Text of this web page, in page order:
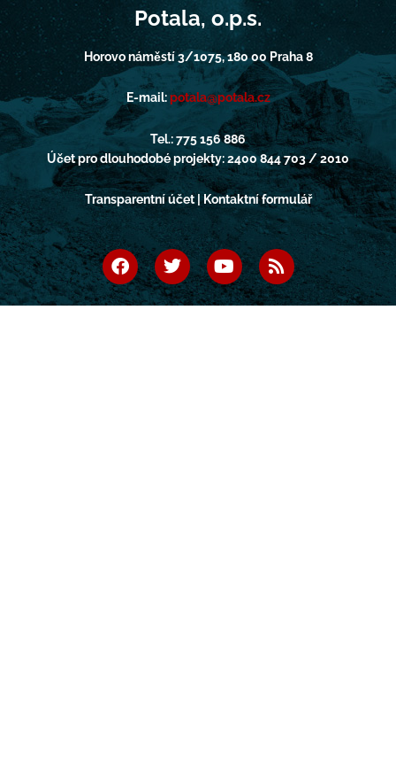
Potala, o.p.s.
Horovo náměstí 3/1075, 180 00 Praha 8
E-mail:potala@potala.cz
Tel.: 775 156 886
Účet pro dlouhodobé projekty: 2400 844 703 / 2010
Transparentní účet | Kontaktní formulář
F
a
c
e
T
w
i
t
Y
o
u
t
R
s
s